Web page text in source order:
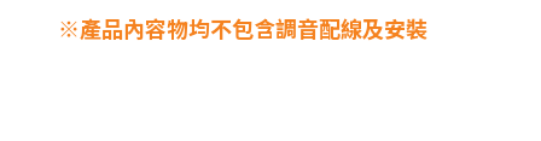
※產品內容物均不包含調音配線及安裝